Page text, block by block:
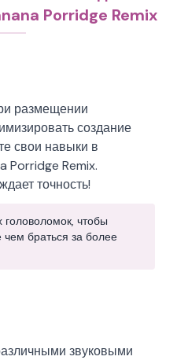
Porridge Remix
размещении
создание
свои навыки в
Porridge Remix.
точность!
чтобы
браться за более
звуковыми